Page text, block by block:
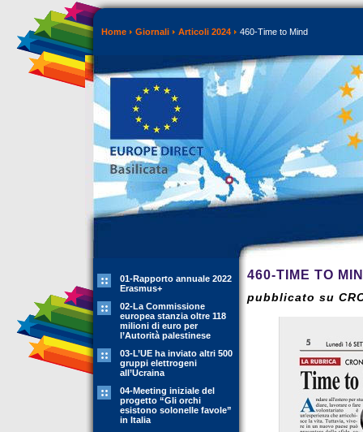
Home Giornali Articoli 2024 460-Time to Mind
01-Rapporto annuale 2022
Erasmus+
02-La Commissione
europea stanzia oltre 118
milioni di euro per
l’Autorità palestinese
03-L’UE ha inviato altri 500
gruppi elettrogeni
all’Ucraina
04-Meeting iniziale del
progetto “Gli orchi
esistono solonelle favole”
in Italia
460-TIME TO
pubblicato su